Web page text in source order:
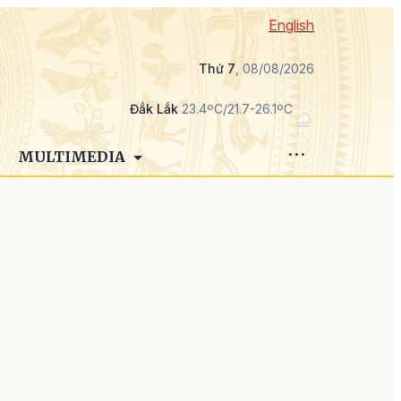
English
Thứ 7, 08/08/2026
Đắk Lắk23.4ºC/21.7-26.1ºC
MULTIMEDIA